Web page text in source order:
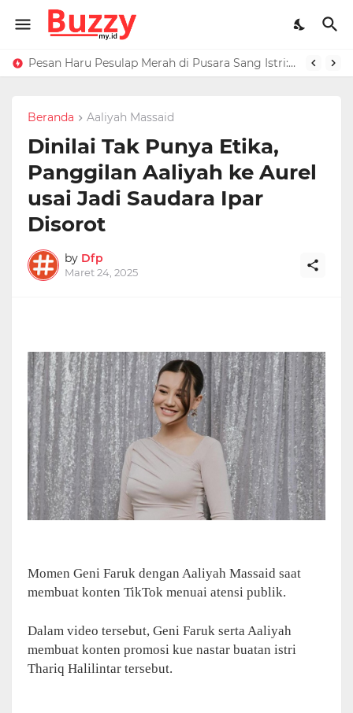
Pesan Haru Pesulap Merah di Pusara Sang Istri: Sekarang Kamu Enggak Perlu Sakit Disuntik Lagi
Raffi Ahmad Masih di LN, Kirim Rp 1 M ke Jeje Buat Korban Longsor Bandung Barat
Beranda Aaliyah Massaid
Dinilai Tak Punya Etika,
Panggilan Aaliyah ke Aurel
usai Jadi Saudara Ipar
Disorot
by Dfp
Maret 24, 2025
Momen Geni Faruk dengan Aaliyah Massaid saat
membuat konten TikTok menuai atensi publik.
Dalam video tersebut, Geni Faruk serta Aaliyah
membuat konten promosi kue nastar buatan istri
Thariq Halilintar tersebut.